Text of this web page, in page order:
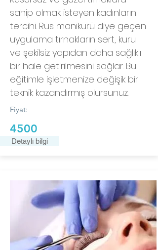
sahip olmak isteyen kadınların
tercihi. Rus manikürü diye geçen
uygulama tırnakların sert, kuru
ve şekilsiz yapıdan daha sağlıklı
bir hale getirilmesini sağlar. Bu
eğitimle işletmenize değişik bir
teknik kazandırmış olursunuz.
Fiyat:
4500
Detaylı bilgi